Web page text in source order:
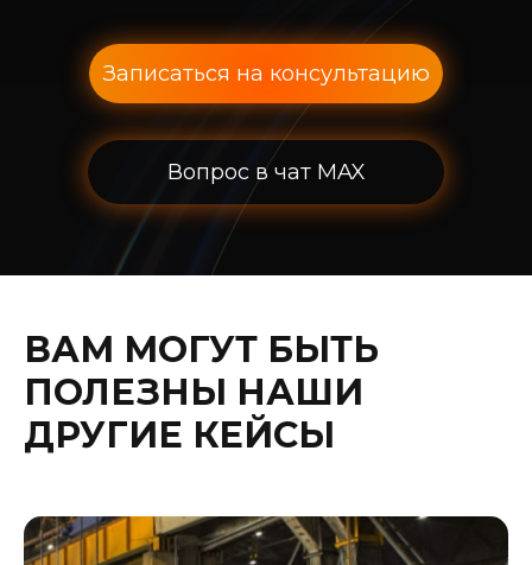
Вопрос в чат MAX
Записаться на консультацию
ВАМ МОГУТ БЫТЬ
ПОЛЕЗНЫ НАШИ
ДРУГИЕ КЕЙСЫ